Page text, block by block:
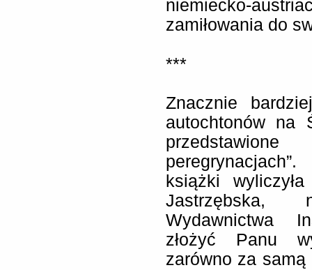
niemiecko-
zamiłowania do
***
Znacznie
autochtonów na
książki
Jastrzębska,
Wydawnictwa
złożyć Panu
zarówno za samą